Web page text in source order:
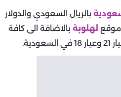
بالريال السعودي والدولار
موقع لهلوبة بالاضافة الى كافة